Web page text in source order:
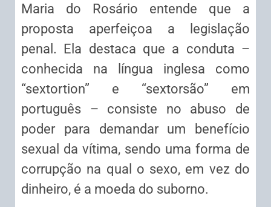
Maria do Rosário entende que a
proposta aperfeiçoa a legislação
penal. Ela destaca que a conduta –
conhecida na língua inglesa como
“sextortion” e “sextorsão” em
português – consiste no abuso de
poder para demandar um benefício
sexual da vítima, sendo uma forma de
corrupção na qual o sexo, em vez do
dinheiro, é a moeda do suborno.